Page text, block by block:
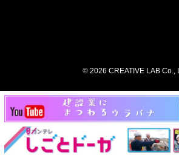
© 2026 CREATIVE LAB Co.,